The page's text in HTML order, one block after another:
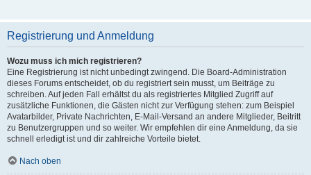
Registrierung und Anmeldung
Wozu muss ich mich registrieren?
Eine Registrierung ist nicht unbedingt zwingend. Die Board-Administration
dieses Forums entscheidet, ob du registriert sein musst, um Beiträge zu
schreiben. Auf jeden Fall erhältst du als registriertes Mitglied Zugriff auf
zusätzliche Funktionen, die Gästen nicht zur Verfügung stehen: zum Beispiel
Avatarbilder, Private Nachrichten, E-Mail-Versand an andere Mitglieder, Beitritt
zu Benutzergruppen und so weiter. Wir empfehlen dir eine Anmeldung, da sie
schnell erledigt ist und dir zahlreiche Vorteile bietet.
Nach oben